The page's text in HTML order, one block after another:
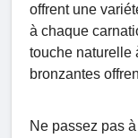
offrent une
à chaque
touche naturelle
bronzantes
Ne passez pas